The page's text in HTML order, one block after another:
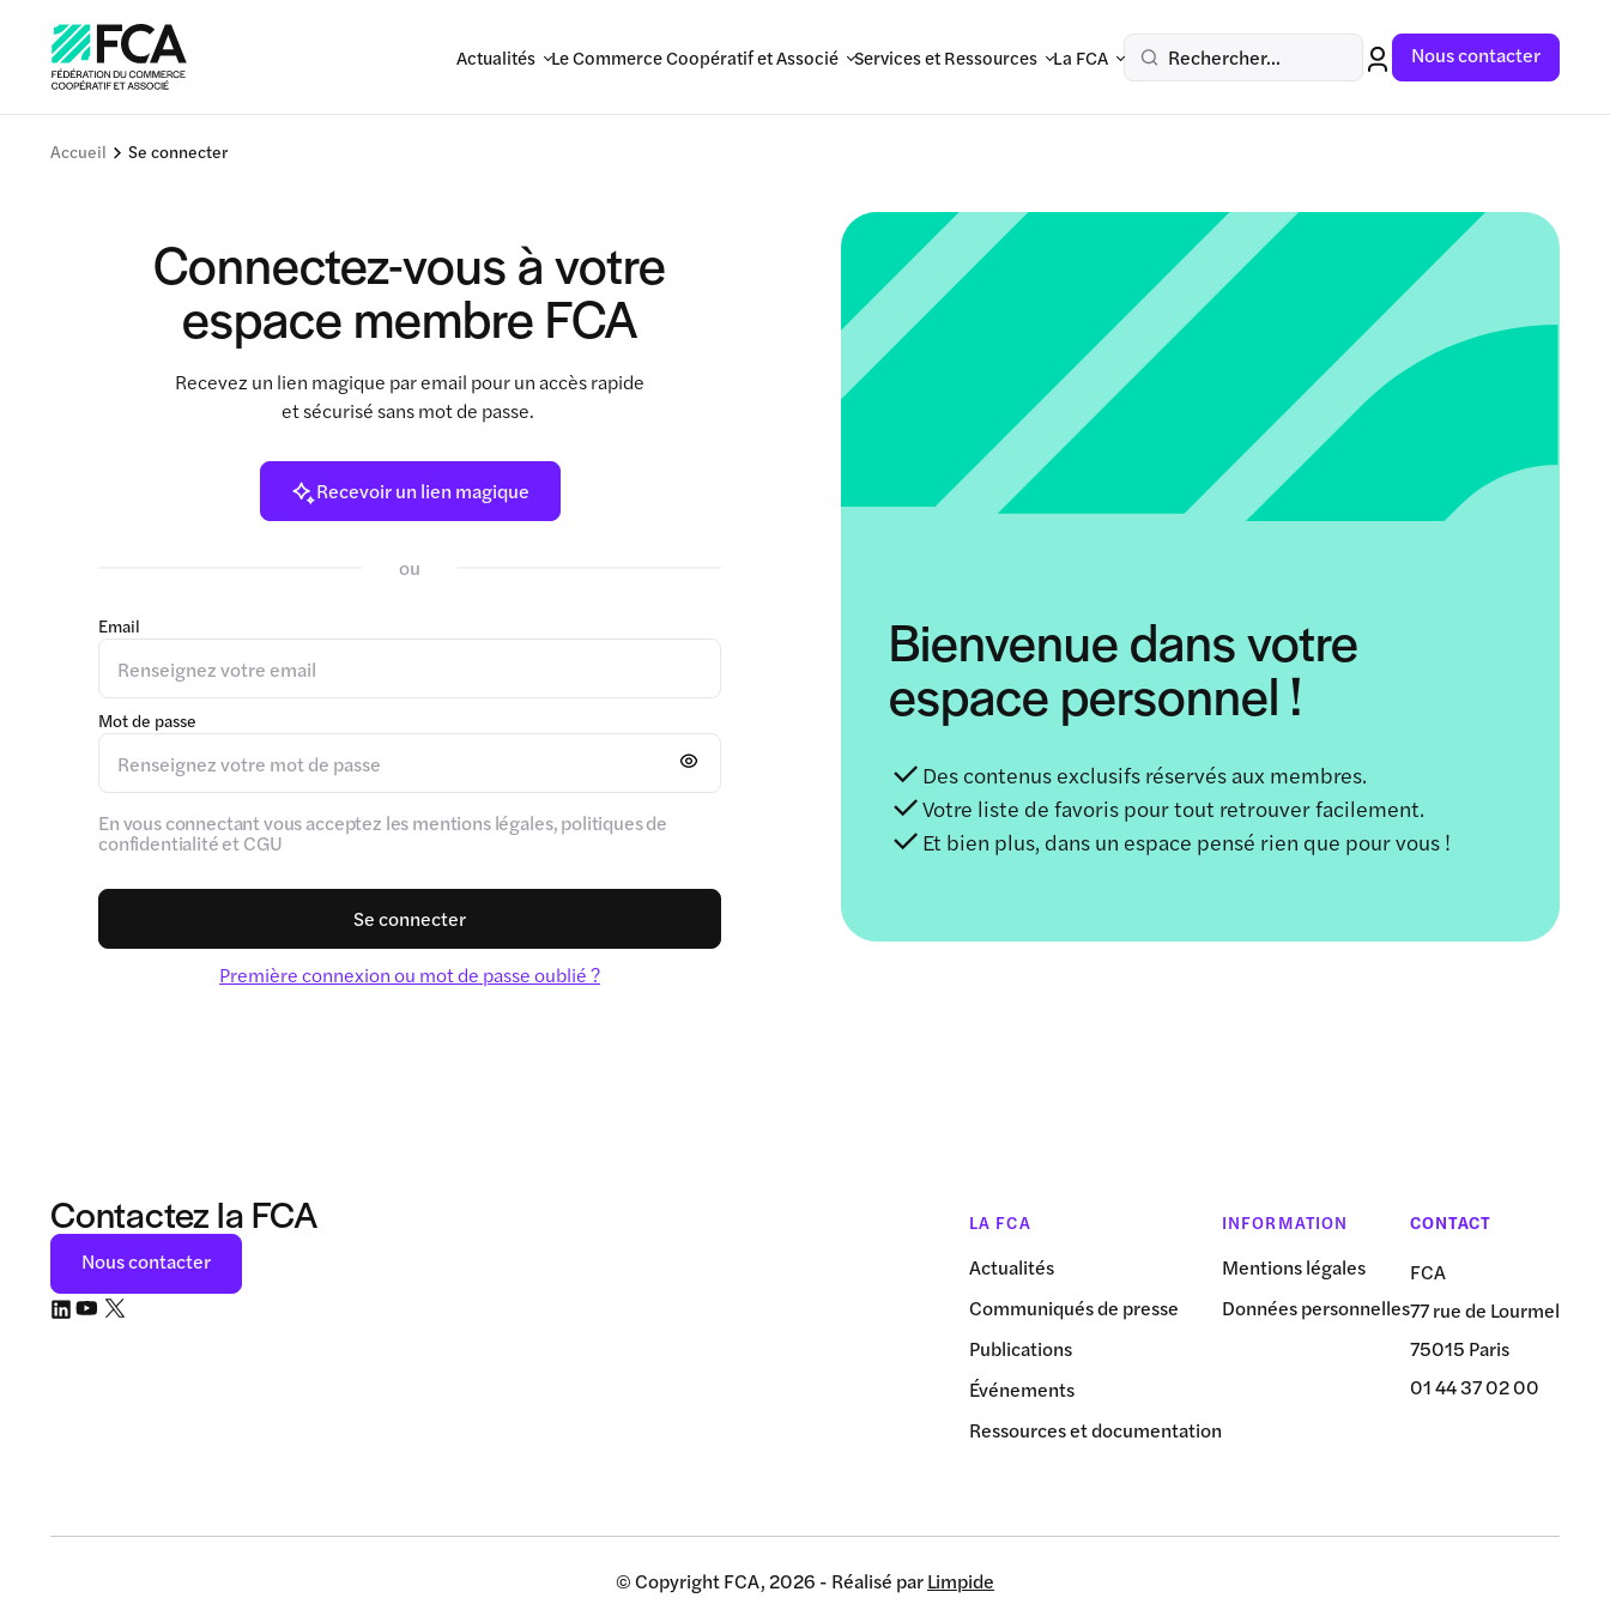
Actualités Le Commerce Coopératif et Associé Services et Ressources La FCA Rechercher... Nous contacter
Accueil Se connecter
Connectez-vous à votre
espace membre FCA
Recevez un lien magique par email pour un accès rapide
et sécurisé sans mot de passe.
Recevoir un lien magique
ou
Email
Mot de passe
En vous connectant vous acceptez les mentions légales, politiques de
confidentialité et CGU
Se connecter
Première connexion ou mot de passe oublié ?
Bienvenue dans votre
espace personnel !
Des contenus exclusifs réservés aux membres.
Votre liste de favoris pour tout retrouver facilement.
Et bien plus, dans un espace pensé rien que pour vous !
Contactez la FCA
Nous contacter
LA FCA
Actualités
Communiqués de presse
Publications
Événements
Ressources et documentation
INFORMATION
Mentions légales
Données personnelles
CONTACT
FCA
77 rue de Lourmel
75015 Paris
01 44 37 02 00
© Copyright FCA, 2026 - Réalisé parLimpide